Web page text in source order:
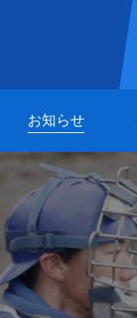
お知らせ